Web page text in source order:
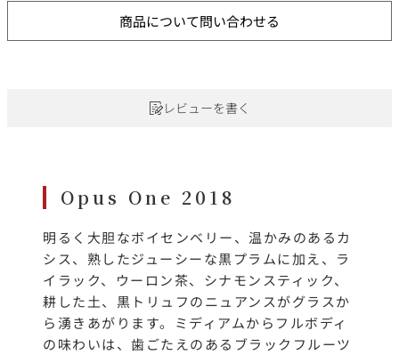
商品について問い合わせる
レビューを書く
Opus One 2018
明るく大胆なボイセンベリー、温かみのあるカ
シス、熟したジューシーな黒プラムに加え、ラ
イラック、ウーロン茶、シナモンスティック、
耕した土、黒トリュフのニュアンスがグラスか
ら湧きあがります。ミディアムからフルボディ
の味わいは、歯ごたえのあるブラックフルーツ